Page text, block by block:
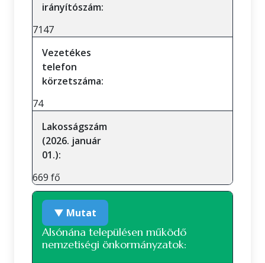
irányítószám:
7147
Vezetékes
telefon
körzetszáma:
74
Lakosságszám
(2026. január
01.):
669 fő
▼ Mutat
Alsónána településen működő
nemzetiségi önkormányzatok: